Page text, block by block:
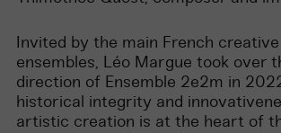
Invited by the main French
ensembles, Léo Margue took over
direction of Ensemble 2e2m in
historical integrity and
artistic creation is at the heart of